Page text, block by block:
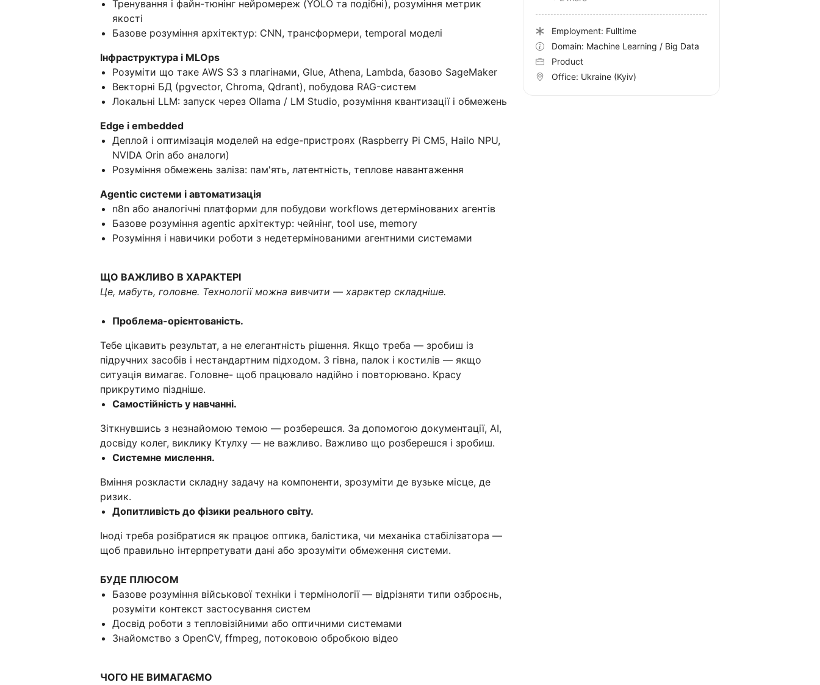
Тренування і файн-тюнінг нейромереж (YOLO та подібні), розуміння метрик
якості
Базове розуміння архітектур: CNN, трансформери, temporal моделі
Інфраструктура і MLOps
Розуміти що таке AWS S3 з плагінами, Glue, Athena, Lambda, базово SageMaker
Векторні БД (pgvector, Chroma, Qdrant), побудова RAG-систем
Локальні LLM: запуск через Ollama / LM Studio, розуміння квантизації і обмежень
Edge і embedded
Деплой і оптимізація моделей на edge-пристроях (Raspberry Pi CM5, Hailo NPU,
NVIDA Orin або аналоги)
Розуміння обмежень заліза: пам'ять, латентність, теплове навантаження
Agentic системи і автоматизація
n8n або аналогічні платформи для побудови workflows детермінованих агентів
Базове розуміння agentic архітектур: чейнінг, tool use, memory
Розуміння і навичики роботи з недетермінованими агентними системами
ЩО ВАЖЛИВО В ХАРАКТЕРІ
Це, мабуть, головне. Технології можна вивчити — характер складніше.
Проблема-орієнтованість.
Тебе цікавить результат, а не елегантність рішення. Якщо треба — зробиш із
підручних засобів і нестандартним підходом. З гівна, палок і костилів — якщо
ситуація вимагає. Головне- щоб працювало надійно і повторювано. Красу
прикрутимо піздніше.
Самостійність у навчанні.
Зіткнувшись з незнайомою темою — розберешся. За допомогою документації, AI,
досвіду колег, виклику Ктулху — не важливо. Важливо що розберешся і зробиш.
Системне мислення.
Вміння розкласти складну задачу на компоненти, зрозуміти де вузьке місце, де
ризик.
Допитливість до фізики реального світу.
Іноді треба розібратися як працює оптика, балістика, чи механіка стабілізатора —
щоб правильно інтерпретувати дані або зрозуміти обмеження системи.
БУДЕ ПЛЮСОМ
Базове розуміння військової техніки і термінології — відрізняти типи озброєнь,
розуміти контекст застосування систем
Досвід роботи з тепловізійними або оптичними системами
Знайомство з OpenCV, ffmpeg, потоковою обробкою відео
ЧОГО НЕ ВИМАГАЄМО
Employment: Fulltime
Domain: Machine Learning / Big Data
Product
Office: Ukraine (Kyiv)